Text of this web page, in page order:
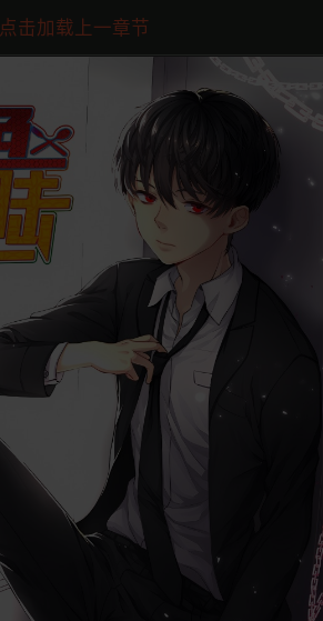
点击加载上一章节